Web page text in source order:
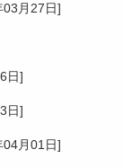
03月27日]
日]
日]
04月01日]